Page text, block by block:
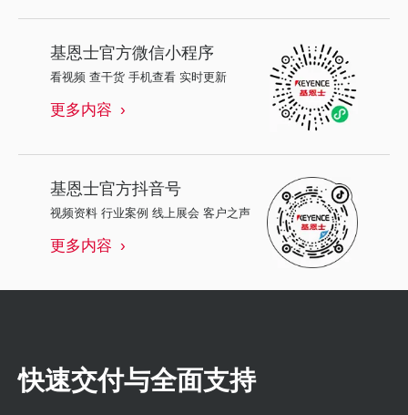
基恩士官方微信小程序
看视频 查干货 手机查看 实时更新
更多内容
基恩士官方抖音号
视频资料 行业案例 线上展会 客户之声
更多内容
快速交付与全面支持